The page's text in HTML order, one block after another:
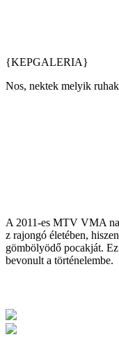
{KEPGALERIA}
Nos, nektek melyik
A 2011-es MTV VMA
z rajongó életében,
gömbölyödő pocakját.
bevonult a történelembe.